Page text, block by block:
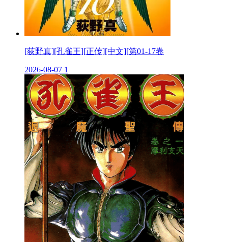
[荻野真][孔雀王][正传][中文][第01-17卷
2026-08-07 1